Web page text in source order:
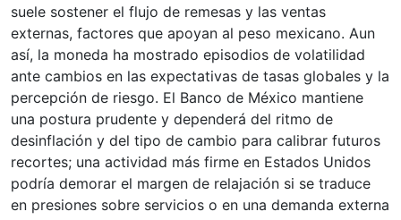
suele sostener el flujo de remesas y las ventas
externas, factores que apoyan al peso mexicano. Aun
así, la moneda ha mostrado episodios de volatilidad
ante cambios en las expectativas de tasas globales y la
percepción de riesgo. El Banco de México mantiene
una postura prudente y dependerá del ritmo de
desinflación y del tipo de cambio para calibrar futuros
recortes; una actividad más firme en Estados Unidos
podría demorar el margen de relajación si se traduce
en presiones sobre servicios o en una demanda externa